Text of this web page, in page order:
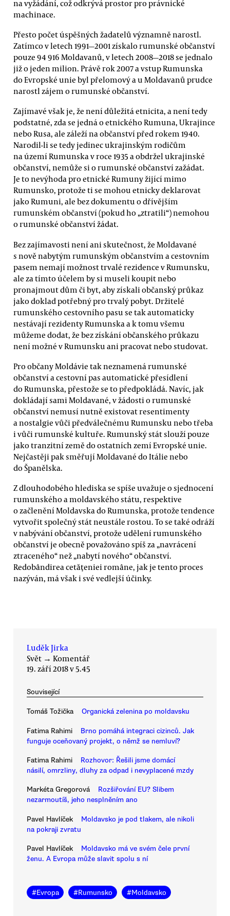
na vyžádání, což odkrývá prostor pro právnické
machinace.
Přesto počet úspěšných žadatelů významně narostl.
Zatímco v letech 1991—2001 získalo rumunské občanství
pouze 94 916 Moldavanů, v letech 2008—2018 se jednalo
již o jeden milion. Právě rok 2007 a vstup Rumunska
do Evropské unie byl přelomový a u Moldavanů prudce
narostl zájem o rumunské občanství.
Zajímavé však je, že není důležitá etnicita, a není tedy
podstatné, zda se jedná o etnického Rumuna, Ukrajince
nebo Rusa, ale záleží na občanství před rokem 1940.
Narodil-li se tedy jedinec ukrajinským rodičům
na území Rumunska v roce 1935 a obdržel ukrajinské
občanství, nemůže si o rumunské občanství zažádat.
Je to nevýhoda pro etnické Rumuny žijící mimo
Rumunsko, protože ti se mohou etnicky deklarovat
jako Rumuni, ale bez dokumentu o dřívějším
rumunském občanství (pokud ho „ztratili“) nemohou
o rumunské občanství žádat.
Bez zajímavosti není ani skutečnost, že Moldavané
s nově nabytým rumunským občanstvím a cestovním
pasem nemají možnost trvalé rezidence v Rumunsku,
ale za tímto účelem by si museli koupit nebo
pronajmout dům či byt, aby získali občanský průkaz
jako doklad potřebný pro trvalý pobyt. Držitelé
rumunského cestovního pasu se tak automaticky
nestávají rezidenty Rumunska a k tomu všemu
můžeme dodat, že bez získání občanského průkazu
není možné v Rumunsku ani pracovat nebo studovat.
Pro občany Moldávie tak neznamená rumunské
občanství a cestovní pas automatické přesídlení
do Rumunska, přestože se to předpokládá. Navíc, jak
dokládají sami Moldavané, v žádosti o rumunské
občanství nemusí nutně existovat resentimenty
a nostalgie vůči předválečnému Rumunsku nebo třeba
i vůči rumunské kultuře. Rumunský stát slouží pouze
jako tranzitní země do ostatních zemí Evropské unie.
Nejčastěji pak směřují Moldavané do Itálie nebo
do Španělska.
Z dlouhodobého hlediska se spíše uvažuje o sjednocení
rumunského a moldavského státu, respektive
o začlenění Moldavska do Rumunska, protože tendence
vytvořit společný stát neustále rostou. To se také odráží
v nabývání občanství, protože udělení rumunského
občanství je obecně považováno spíš za „navrácení
ztraceného“ než „nabytí nového“ občanství.
Redobândirea cetăţeniei române, jak je tento proces
nazýván, má však i své vedlejší účinky.
Luděk Jirka
Svět → Komentář
19. září 2018 v 5.45
Související
Tomáš Tožička Organická zelenina po moldavsku
Fatima Rahimi
Brno pomáhá integraci cizinců. Jak
funguje oceňovaný projekt, o němž se nemluví?
Fatima Rahimi
Rozhovor: Řešili jsme domácí
násilí, omrzliny, dluhy za odpad i nevyplacené mzdy
Markéta Gregorová
Rozšiřování EU? Slibem
nezarmoutíš, jeho nesplněním ano
Pavel Havlíček
Moldavsko je pod tlakem, ale nikoli
na pokraji zvratu
Pavel Havlíček
Moldavsko má ve svém čele první
ženu. A Evropa může slavit spolu s ní
#Evropa #Rumunsko #Moldavsko